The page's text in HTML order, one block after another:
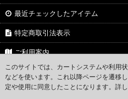
最近チェックしたアイテム
特定商取引法表示
ご利用案内
お問い合わせ
このサイトでは、カートシステムや利用
などを使います。これ以降ページを遷移
定や使用に同意したことになります。詳